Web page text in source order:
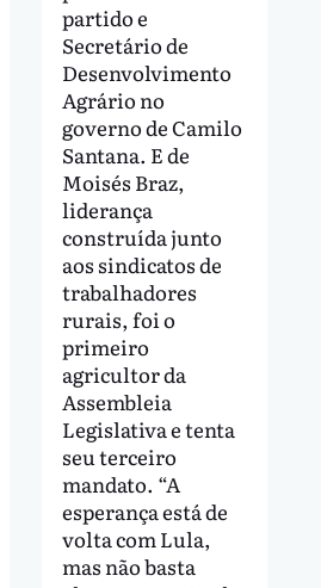
partido e
Secretário de
Desenvolvimento
Agrário no
governo de Camilo
Santana. E de
Moisés Braz,
liderança
construída junto
aos sindicatos de
trabalhadores
rurais, foi o
primeiro
agricultor da
Assembleia
Legislativa e tenta
seu terceiro
mandato. “A
esperança está de
volta com Lula,
mas não basta